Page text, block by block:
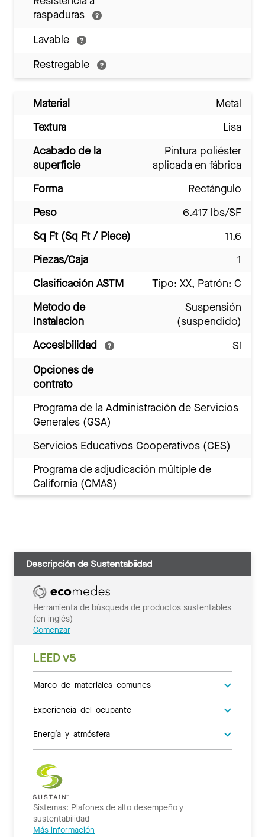
raspaduras
Lavable
Restregable
Material
Metal
Textura
Lisa
Acabado de la
superficie
Pintura poliéster
aplicada en fábrica
Forma
Rectángulo
Peso
6.417 lbs/SF
Sq Ft (Sq Ft / Piece)
11.6
Piezas/Caja
1
Clasificación ASTM
Tipo: XX, Patrón: C
Metodo de
Instalacion
Suspensión
(suspendido)
Accesibilidad
Sí
Opciones de
contrato
Programa de la Administración de Servicios
Generales (GSA)
Servicios Educativos Cooperativos (CES)
Programa de adjudicación múltiple de
California (CMAS)
Descripción de Sustentabiidad
Herramienta de búsqueda de productos sustentables
(en inglés)
Comenzar
LEED v5
Marco de materiales comunes
Experiencia del ocupante
Energía y atmósfera
Sistemas: Plafones de alto desempeño y
sustentabilidad
Más información